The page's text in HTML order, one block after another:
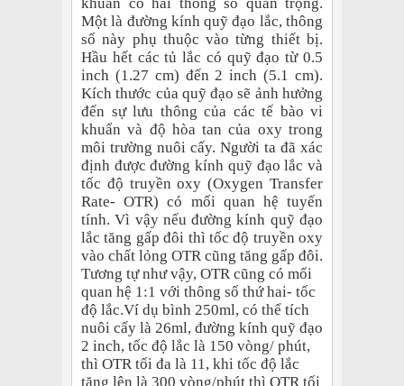
Một là đường kính quỹ đạo lắc, thông
số này phụ thuộc vào từng thiết bị.
Hầu hết các tủ lắc có quỹ đạo từ 0.5
inch (1.27 cm) đến 2 inch (5.1 cm).
Kích thước của quỹ đạo sẽ ảnh hưởng
đến sự lưu thông của các tế bào vi
khuẩn và độ hòa tan của oxy trong
môi trường nuôi cấy. Người ta đã xác
định được đường kính quỹ đạo lắc và
tốc độ truyền oxy (Oxygen Transfer
Rate- OTR) có mối quan hệ tuyến
tính. Vì vậy nếu đường kính quỹ đạo
lắc tăng gấp đôi thì tốc độ truyền oxy
vào chất lỏng OTR cũng tăng gấp đôi.
Tương tự như vậy, OTR cũng có mối
quan hệ 1:1 với thông số thứ hai- tốc
độ lắc.Ví dụ bình 250ml, có thể tích
nuôi cấy là 26ml, đường kính quỹ đạo
2 inch, tốc độ lắc là 150 vòng/ phút,
thì OTR tối đa là 11, khi tốc độ lắc
tăng lên là 300 vòng/phút thì OTR tối